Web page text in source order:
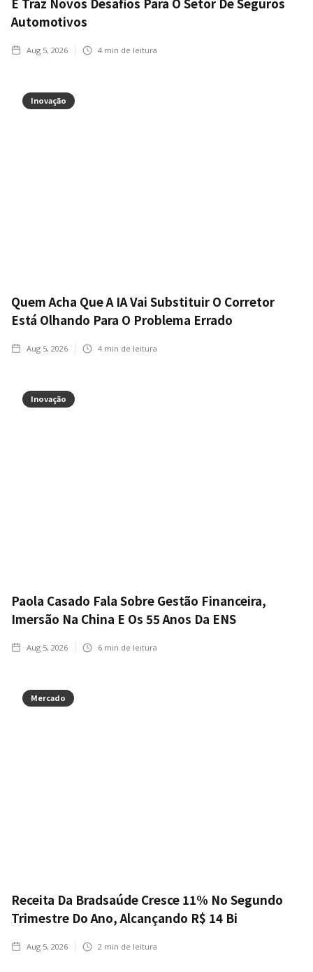
Automotivos
Aug 5, 2026 4 min de leitura
Inovação
Quem Acha Que A IA Vai Substituir O Corretor
Está Olhando Para O Problema Errado
Aug 5, 2026 4 min de leitura
Inovação
Paola Casado Fala Sobre Gestão Financeira,
Imersão Na China E Os 55 Anos Da ENS
Aug 5, 2026 6 min de leitura
Mercado
Receita Da Bradsaúde Cresce 11% No Segundo
Trimestre Do Ano, Alcançando R$ 14 Bi
Aug 5, 2026 2 min de leitura